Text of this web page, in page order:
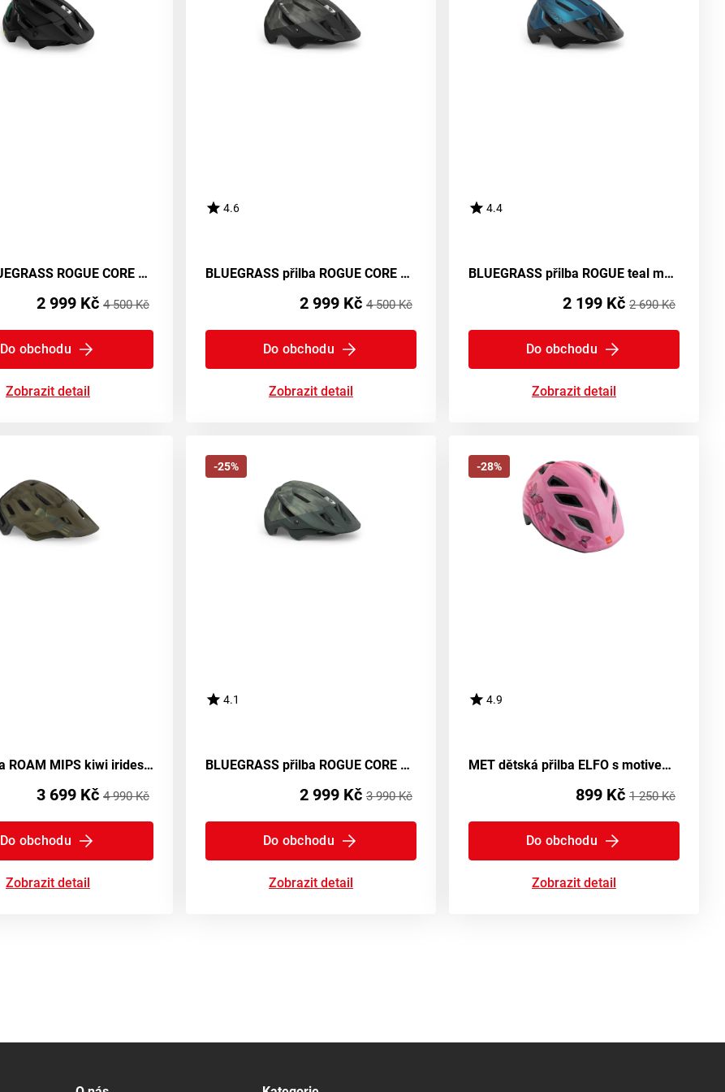
Přilba BLUEGRASS ROGUE CORE MIPS černá - Materiál S-52-56 cm
2 999 Kč 4 500 Kč
Do obchodu
Zobrazit detail
4.6
BLUEGRASS přilba ROGUE CORE MIPS titanium tie-dye -56/58
2 999 Kč 4 500 Kč
Do obchodu
Zobrazit detail
4.4
BLUEGRASS přilba ROGUE teal modrá metalická
2 199 Kč 2 690 Kč
Do obchodu
Zobrazit detail
MET přilba ROAM MIPS kiwi iridescent
3 699 Kč 4 990 Kč
Do obchodu
Zobrazit detail
-25%
4.1
BLUEGRASS přilba ROGUE CORE MIPS zelená tie-dye
2 999 Kč 3 990 Kč
Do obchodu
Zobrazit detail
-28%
4.9
MET dětská přilba ELFO s motivem motýlků v růžové barvě
899 Kč 1 250 Kč
Do obchodu
Zobrazit detail